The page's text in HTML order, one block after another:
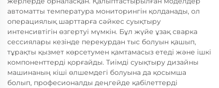
автоматты температура мониторингін қолданады, ол
операциялық шарттарға сәйкес суықтыру
интенсивтігін өзгертуі мүмкін. Бұл жүйе ұзақ сварка
сессиялары кезінде перекурдан тыс болуын қашып,
тұрақты қызмет көрсетумен қамтамасыз етеді және ішкі
компоненттерді қорғайды. Тиімді суықтыру дизайны
машинаның кіші өлшемдегі болуына да қосымша
болып, професионалды деңгейде қабілеттерді